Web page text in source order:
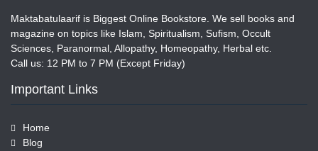
Maktabatulaarif is Biggest Online Bookstore. We sell books and
magazine on topics like Islam, Spiritualism, Sufism, Occult
Sciences, Paranormal, Allopathy, Homeopathy, Herbal etc.
Call us: 12 PM to 7 PM (Except Friday)
Important Links
Home
Blog